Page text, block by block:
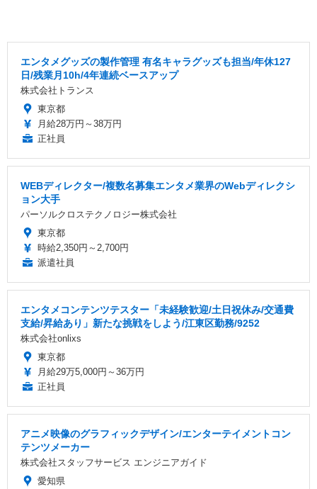
エンタメグッズの製作管理 有名キャラグッズも担当/年休127
日/残業月10h/4年連続ベースアップ
株式会社トランス
東京都
月給28万円～38万円
正社員
WEBディレクター/複数名募集エンタメ業界のWebディレクシ
ョン大手
パーソルクロステクノロジー株式会社
東京都
時給2,350円～2,700円
派遣社員
エンタメコンテンツテスター「未経験歓迎/土日祝休み/交通費
支給/昇給あり」新たな挑戦をしよう/江東区勤務/9252
株式会社onlixs
東京都
月給29万5,000円～36万円
正社員
アニメ映像のグラフィックデザイン/エンターテイメントコン
テンツメーカー
株式会社スタッフサービス エンジニアガイド
愛知県